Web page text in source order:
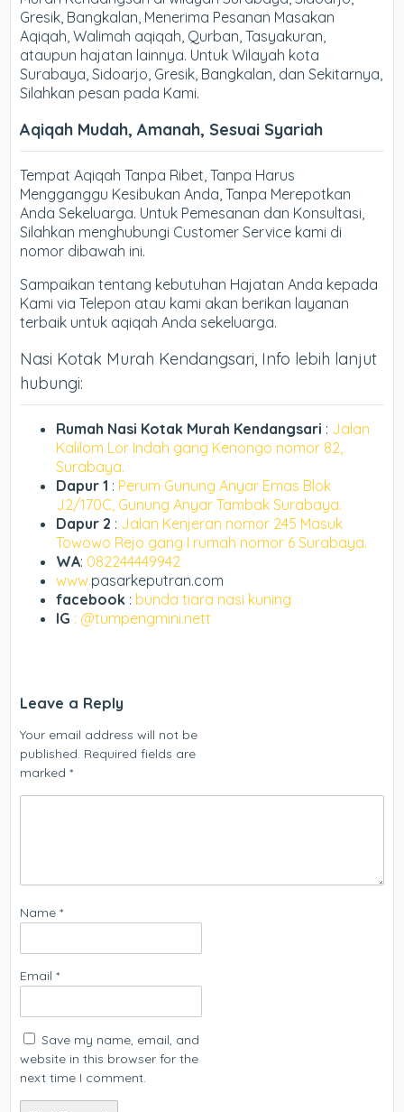
Gresik, Bangkalan, Menerima Pesanan Masakan
Aqiqah, Walimah aqiqah, Qurban, Tasyakuran,
ataupun hajatan lainnya. Untuk Wilayah kota
Surabaya, Sidoarjo, Gresik, Bangkalan, dan Sekitarnya,
Silahkan pesan pada Kami.
Aqiqah Mudah, Amanah, Sesuai Syariah
Tempat Aqiqah Tanpa Ribet, Tanpa Harus
Mengganggu Kesibukan Anda, Tanpa Merepotkan
Anda Sekeluarga. Untuk Pemesanan dan Konsultasi,
Silahkan menghubungi Customer Service kami di
nomor dibawah ini.
Sampaikan tentang kebutuhan Hajatan Anda kepada
Kami via Telepon atau kami akan berikan layanan
terbaik untuk aqiqah Anda sekeluarga.
Nasi Kotak Murah Kendangsari, Info lebih lanjut
hubungi:
Rumah Nasi Kotak Murah Kendangsari : Jalan
Kalilom Lor Indah gang Kenongo nomor 82,
Surabaya.
Dapur 1 : Perum Gunung Anyar Emas Blok
J2/170C, Gunung Anyar Tambak Surabaya.
Dapur 2 : Jalan Kenjeran nomor 245 Masuk
Towowo Rejo gang I rumah nomor 6 Surabaya.
WA: 082244449942
www.pasarkeputran.com
facebook : bunda tiara nasi kuning
IG : @tumpengmini.nett
Leave a Reply
Your email address will not be
published. Required fields are
marked*
Name*
Email*
Save my name, email, and
website in this browser for the
next time I comment.